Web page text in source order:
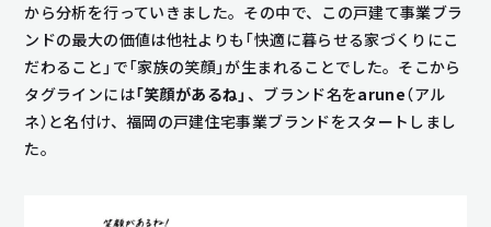
から分析を行っていきました。その中で、この戸建て事業ブラ
ンドの最大の価値は他社よりも「快適に暮らせる家づくりにこ
だわること」で「家族の笑顔」が生まれることでした。そこから
タグラインには「笑顔があるね」 、ブランド名をarune（アル
ネ）と名付け、福岡の戸建住宅事業ブランドをスタートしまし
た。